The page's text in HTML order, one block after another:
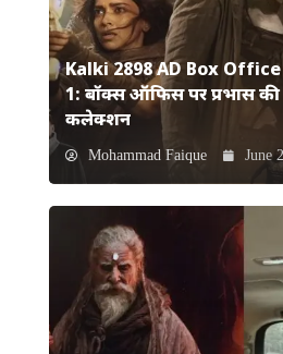
Kalki 2898 AD Box
1: बॉक्स ऑफिस पर प्रभास
कलेक्शन
Mohammad Faique June